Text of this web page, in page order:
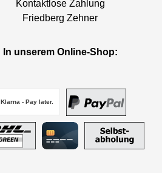
Kontaktlose Zahlung
Friedberg Zehner
In unserem Online-Shop:
PayPal
Klarna - Pay later.